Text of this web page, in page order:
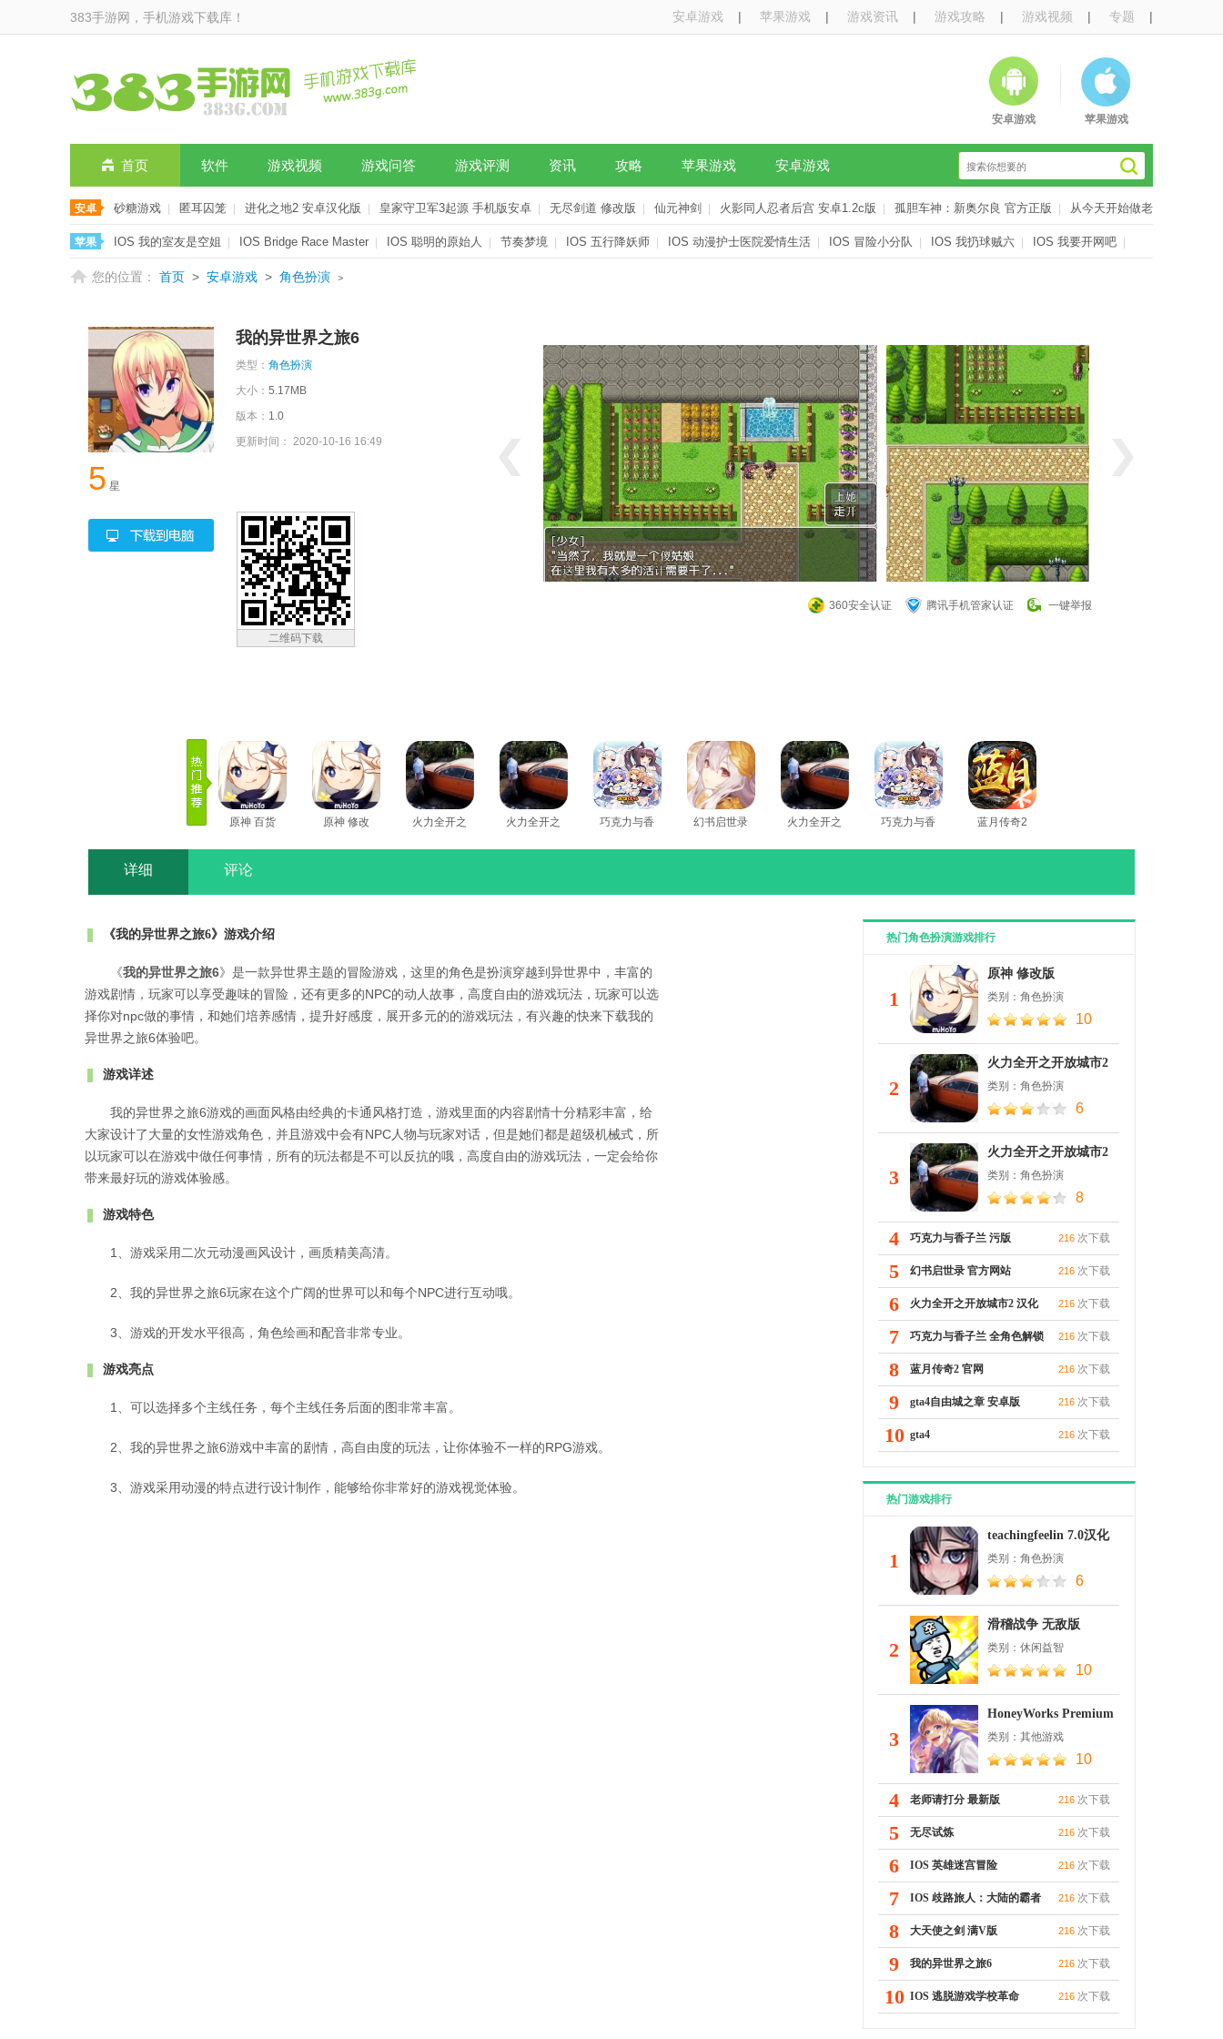
383手游网，手机游戏下载库！ 安卓游戏 | 苹果游戏 | 游戏资讯 | 游戏攻略 | 游戏视频 | 专题 |
安卓游戏 苹果游戏
首页 软件 游戏视频 游戏问答 游戏评测 资讯 攻略 苹果游戏 安卓游戏
安卓 砂糖游戏 匿耳囚笼 进化之地2 安卓汉化版 皇家守卫军3起源 手机版安卓 无尽剑道 修改版 仙元神剑 火影同人忍者后宫 安卓1.2c版 孤胆车神：新奥尔良 官方正版
从今天开始做老
苹果
IOS 我的室友是空姐 IOS Bridge Race Master IOS 聪明的原始人 节奏梦境 IOS 五行降妖师 IOS 动漫护士医院爱情生活 IOS 冒险小分队 IOS 我扔球贼六 IOS 我要开网吧
您的位置： 首页 > 安卓游戏 > 角色扮演 >
我的异世界之旅6
类型： 角色扮演
大小： 5.17MB
版本： 1.0
更新时间： 2020-10-16 16:49
5 星
二维码下载
360安全认证 腾讯手机管家认证 一键举报
原神 百货
原神 修改
火力全开之
火力全开之
巧克力与香
幻书启世录
火力全开之
巧克力与香
蓝月传奇2
详细 评论
《我的异世界之旅6》游戏介绍
《我的异世界之旅6》是一款异世界主题的冒险游戏，这里的角色是扮演穿越到异世界中，丰富的
游戏剧情，玩家可以享受趣味的冒险，还有更多的NPC的动人故事，高度自由的游戏玩法，玩家可以选
择你对npc做的事情，和她们培养感情，提升好感度，展开多元的的游戏玩法，有兴趣的快来下载我的
异世界之旅6体验吧。
游戏详述
我的异世界之旅6游戏的画面风格由经典的卡通风格打造，游戏里面的内容剧情十分精彩丰富，给
大家设计了大量的女性游戏角色，并且游戏中会有NPC人物与玩家对话，但是她们都是超级机械式，所
以玩家可以在游戏中做任何事情，所有的玩法都是不可以反抗的哦，高度自由的游戏玩法，一定会给你
带来最好玩的游戏体验感。
游戏特色
1、游戏采用二次元动漫画风设计，画质精美高清。
2、我的异世界之旅6玩家在这个广阔的世界可以和每个NPC进行互动哦。
3、游戏的开发水平很高，角色绘画和配音非常专业。
游戏亮点
1、可以选择多个主线任务，每个主线任务后面的图非常丰富。
2、我的异世界之旅6游戏中丰富的剧情，高自由度的玩法，让你体验不一样的RPG游戏。
3、游戏采用动漫的特点进行设计制作，能够给你非常好的游戏视觉体验。
热门角色扮演游戏排行
1
原神 修改版
类别：角色扮演
10
2
火力全开之开放城市2
无限金币钻石版
类别：角色扮演
6
3
火力全开之开放城市2
破解版
类别：角色扮演
8
4 巧克力与香子兰 污版 216 次下载
5 幻书启世录 官方网站 216 次下载
6 火力全开之开放城市2 汉化
破解版
216 次下载
7 巧克力与香子兰 全角色解锁 216 次下载
8 蓝月传奇2 官网 216 次下载
9 gta4自由城之章 安卓版 216 次下载
10 gta4 216 次下载
热门游戏排行
1
teachingfeelin 7.0汉化
类别：角色扮演
6
2
滑稽战争 无敌版
类别：休闲益智
10
3
HoneyWorks Premium
Live
类别：其他游戏
10
4 老师请打分 最新版 216 次下载
5 无尽试炼 216 次下载
6 IOS 英雄迷宫冒险 216 次下载
7 IOS 歧路旅人：大陆的霸者 216 次下载
8 大天使之剑 满V版 216 次下载
9 我的异世界之旅6 216 次下载
10 IOS 逃脱游戏学校革命 216 次下载